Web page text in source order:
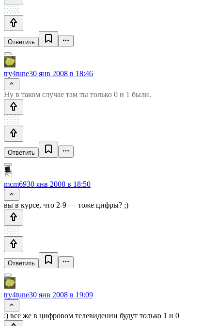
Ответить
try4tune30 янв 2008 в 18:46
Ну в таком случае там ты только 0 и 1 были.
Ответить
mcm6930 янв 2008 в 18:50
вы в курсе, что 2-9 — тоже цифры? ;)
Ответить
try4tune30 янв 2008 в 19:09
:) все же в цифровом телевидении будут только 1 и 0